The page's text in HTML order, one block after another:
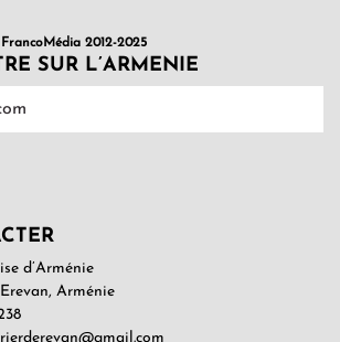
2012-2025
SUR L’ARMENIE
d’Arménie
Arménie